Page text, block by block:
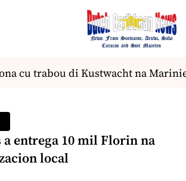
cu trabou di Kustwacht na
entrega 10 mil Florin na
local